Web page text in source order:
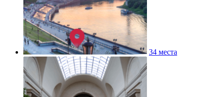
34 места